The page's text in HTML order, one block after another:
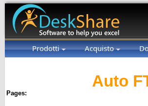
Prodotti Acquisto
Pages:
Auto